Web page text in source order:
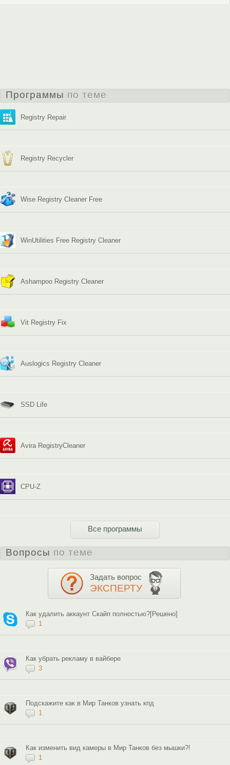
Программы по теме
Registry Repair
Registry Recycler
Wise Registry Cleaner Free
WinUtilities Free Registry Cleaner
Ashampoo Registry Cleaner
Vit Registry Fix
Auslogics Registry Cleaner
SSD Life
Avira RegistryCleaner
CPU-Z
Все программы
Вопросы по теме
Задать вопрос
ЭКСПЕРТУ
Как удалить аккаунт Скайп полностью?[Решено]
1
Как убрать рекламу в вайбере
3
Подскажите как в Мир Танков узнать кпд
1
Как изменить вид камеры в Мир Танков без мышки?!
1